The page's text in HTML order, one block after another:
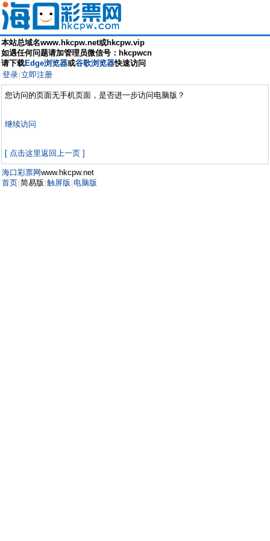
本站总域名www.hkcpw.net或hkcpw.vip
如遇任何问题请加管理员微信号：hkcpwcn
请下载Edge浏览器或谷歌浏览器快速访问
登录 立即注册
您访问的页面无手机页面，是否进一步访问电脑版？
继续访问
[ 点击这里返回上一页 ]
海口彩票网www.hkcpw.net
首页 简易版 触屏版 电脑版